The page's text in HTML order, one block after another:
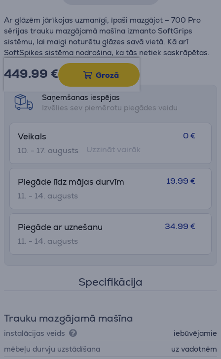
Ar glāzēm jārīkojas uzmanīgi, īpaši mazgājot – 700 Pro
sērijas trauku mazgājamā mašīna izmanto SoftGrips
sistēmu, lai maigi noturētu glāzes savā vietā. Kā arī
SoftSpikes sistēma nodrošina, ka tās netiek saskrāpētas.
449.99 € Grozā
Datu lapa
Saņemšanas iespējas
Izvēlies sev piemērotu piegādes veidu
Veikals
10. - 17. augusts
0 €
Uzzināt vairāk
Piegāde līdz mājas durvīm
11. - 14. augusts
19.99 €
Piegāde ar uznešanu
11. - 14. augusts
34.99 €
Specifikācija
Trauku mazgājamā mašīna
instalācijas veids
iebūvējamie
mēbeļu durvju uzstādīšana
uz vadotnēm